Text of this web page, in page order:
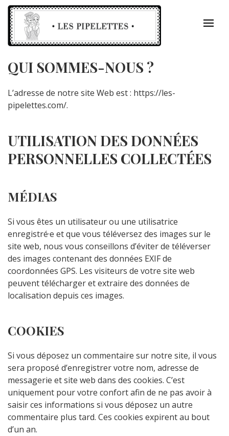
Skip
to
content
LES PIPELETTES
QUI SOMMES-NOUS ?
L’adresse de notre site Web est : https://les-
pipelettes.com/.
UTILISATION DES DONNÉES
PERSONNELLES COLLECTÉES
MÉDIAS
Si vous êtes un utilisateur ou une utilisatrice
enregistré·e et que vous téléversez des images sur le
site web, nous vous conseillons d’éviter de téléverser
des images contenant des données EXIF de
coordonnées GPS. Les visiteurs de votre site web
peuvent télécharger et extraire des données de
localisation depuis ces images.
COOKIES
Si vous déposez un commentaire sur notre site, il vous
sera proposé d’enregistrer votre nom, adresse de
messagerie et site web dans des cookies. C’est
uniquement pour votre confort afin de ne pas avoir à
saisir ces informations si vous déposez un autre
commentaire plus tard. Ces cookies expirent au bout
d’un an.